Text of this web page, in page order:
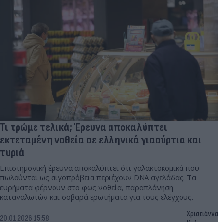
Τι τρώμε τελικά; Έρευνα αποκαλύπτει
εκτεταμένη νοθεία σε ελληνικά γιαούρτια και
τυριά
Επιστημονική έρευνα αποκαλύπτει ότι γαλακτοκομικά που
πωλούνται ως αιγοπρόβεια περιέχουν DNA αγελάδας. Τα
ευρήματα φέρνουν στο φως νοθεία, παραπλάνηση
καταναλωτών και σοβαρά ερωτήματα για τους ελέγχους.
20.01.2026 15:58
Χριστιάννα